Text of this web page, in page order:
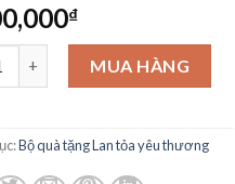
₫
Bộ Quà Tặng: Bổ Sung
MUA HÀNG
Bộ quà tặng Lan tỏa yêu thương